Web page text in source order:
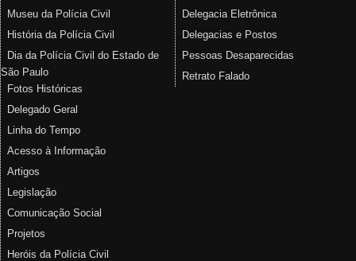
Museu da Polícia Civil
História da Polícia Civil
Dia da Polícia Civil do Estado de
São Paulo
Fotos Históricas
Delegado Geral
Linha do Tempo
Acesso à Informação
Artigos
Legislação
Comunicação Social
Projetos
Heróis da Polícia Civil
Delegacia Eletrônica
Delegacias e Postos
Pessoas Desaparecidas
Retrato Falado